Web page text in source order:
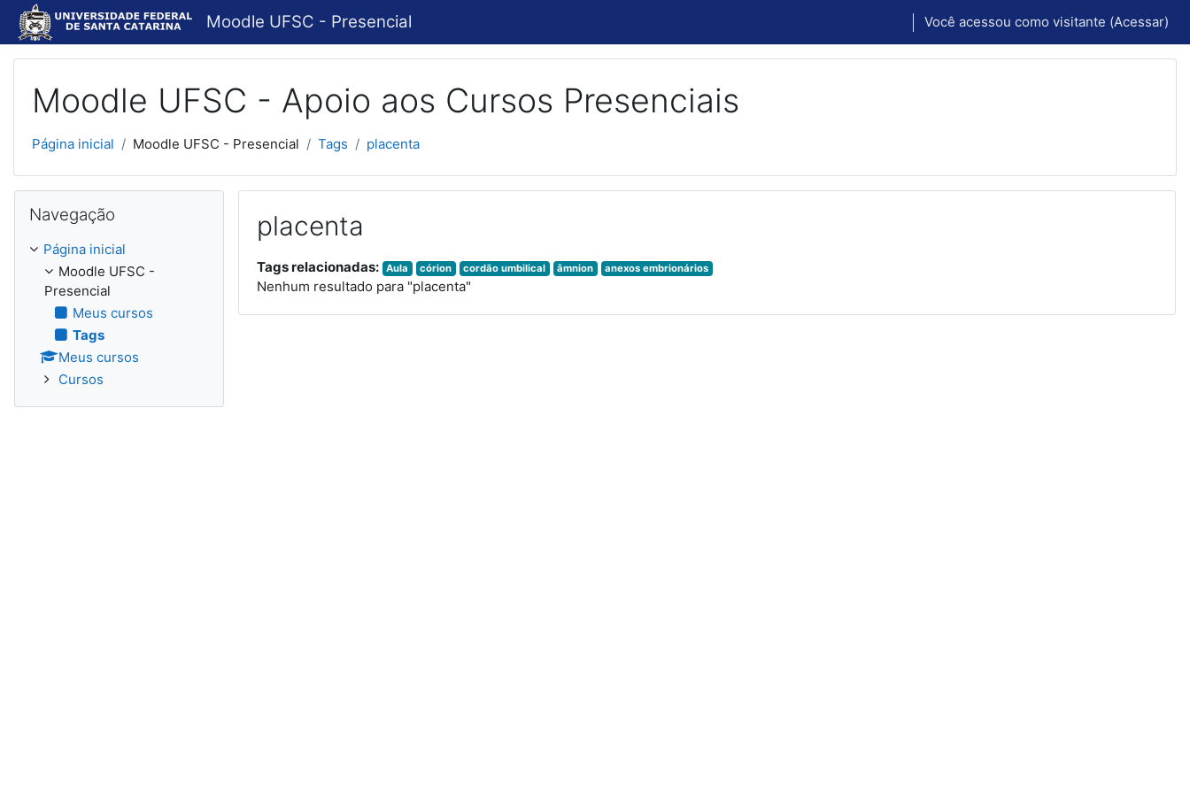
Ir para o conteúdo principal
Moodle UFSC - Presencial Você acessou como visitante (Acessar)
Moodle UFSC - Apoio aos Cursos Presenciais
Página inicial Moodle UFSC - Presencial Tags placenta
placenta
Tags relacionadas: Aula córion cordão umbilical âmnion anexos embrionários
Nenhum resultado para "placenta"
Navegação
Página inicial
Moodle UFSC -
Presencial
Meus cursos
Tags
Meus cursos
Cursos